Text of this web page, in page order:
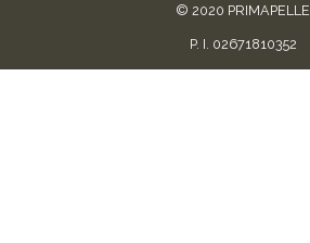
© 2020 PRIMAPELLE
P. I. 02671810352